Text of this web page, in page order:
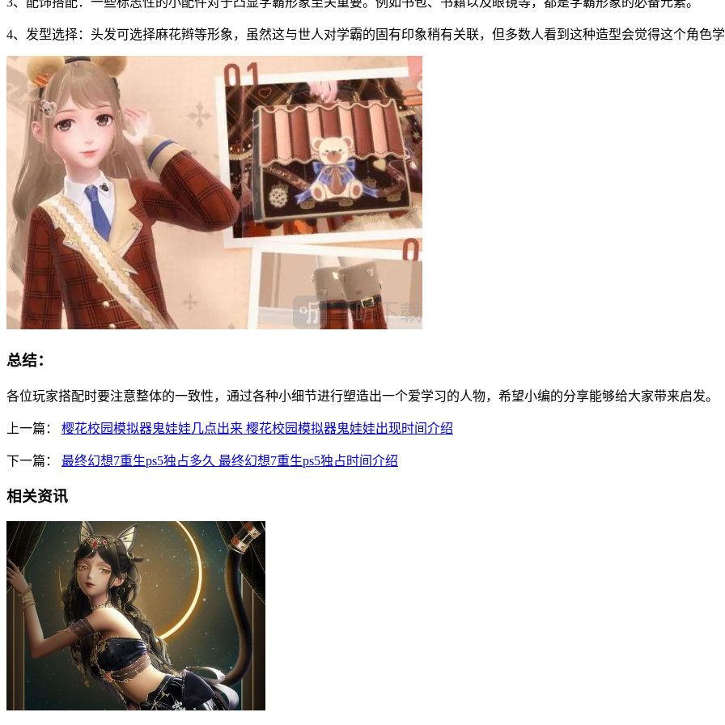
4、发型选择：头发可选择麻花辫等形象，虽然这与世人对学霸的固有印象稍有关联，但多数人看到这种造型会觉得这个角色学
总结：
各位玩家搭配时要注意整体的一致性，通过各种小细节进行塑造出一个爱学习的人物，希望小编的分享能够给大家带来启发。
上一篇： 樱花校园模拟器鬼娃娃几点出来 樱花校园模拟器鬼娃娃出现时间介绍
下一篇： 最终幻想7重生ps5独占多久 最终幻想7重生ps5独占时间介绍
相关资讯